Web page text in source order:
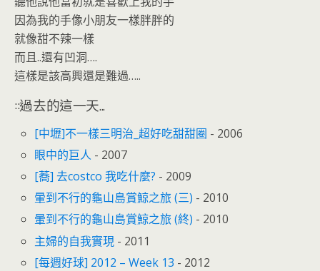
因為我的手像小朋友一樣胖胖的
就像甜不辣一樣
而且..還有凹洞….
這樣是該高興還是難過…..
::過去的這一天...
[中壢]不一樣三明治_超好吃甜甜圈 - 2006
眼中的巨人 - 2007
[蕎] 去costco 我吃什麼? - 2009
暈到不行的龜山島賞鯨之旅 (三) - 2010
暈到不行的龜山島賞鯨之旅 (終) - 2010
主婦的自我實現 - 2011
[每週好球] 2012 – Week 13 - 2012